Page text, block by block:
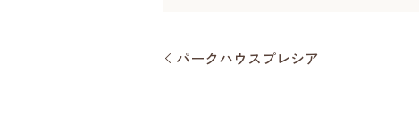
パークハウスプレシア